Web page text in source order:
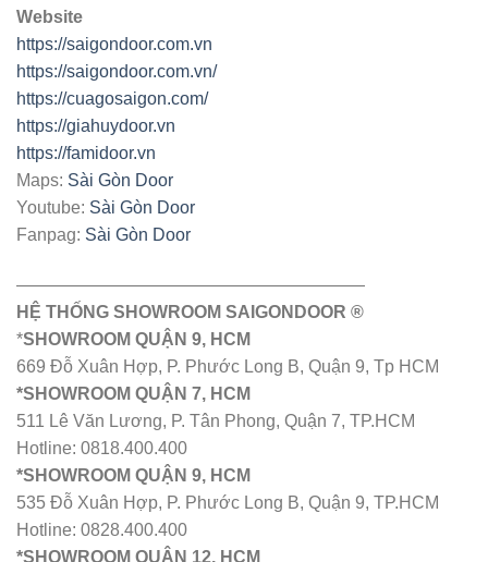
Website
https://saigondoor.com.vn
https://saigondoor.com.vn/
https://cuagosaigon.com/
https://giahuydoor.vn
https://famidoor.vn
Maps: Sài Gòn Door
Youtube: Sài Gòn Door
Fanpag: Sài Gòn Door
————————————————————
HỆ THỐNG SHOWROOM SAIGONDOOR ®
*SHOWROOM QUẬN 9, HCM
669 Đỗ Xuân Hợp, P. Phước Long B, Quận 9, Tp HCM
*SHOWROOM QUẬN 7, HCM
511 Lê Văn Lương, P. Tân Phong, Quận 7, TP.HCM
Hotline: 0818.400.400
*SHOWROOM QUẬN 9, HCM
535 Đỗ Xuân Hợp, P. Phước Long B, Quận 9, TP.HCM
Hotline: 0828.400.400
*SHOWROOM QUẬN 12, HCM